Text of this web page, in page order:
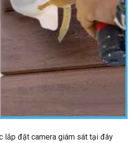
lắp đặt camera giám sát tại đây